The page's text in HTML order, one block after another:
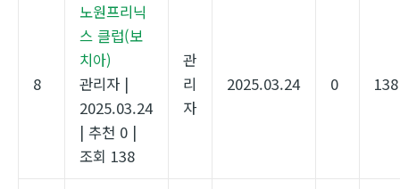
8
노원프리닉
스 클럽(보
치아)
관리자 |
2025.03.24
| 추천 0 |
조회 138
관
리
자
2025.03.24 0 138